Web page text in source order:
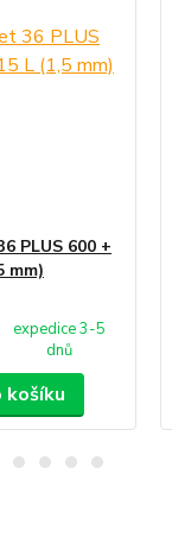
PLUS 600 +
mm)
expedice 3-5
dnů
košíku